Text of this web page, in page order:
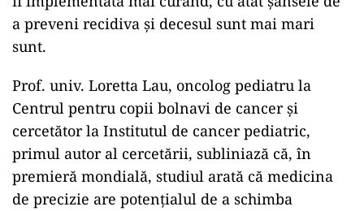
a preveni recidiva şi decesul sunt mai mari
sunt.
Prof. univ. Loretta Lau, oncolog pediatru la
Centrul pentru copii bolnavi de cancer şi
cercetător la Institutul de cancer pediatric,
primul autor al cercetării, subliniază că, în
premieră mondială, studiul arată că medicina
de precizie are potenţialul de a schimba